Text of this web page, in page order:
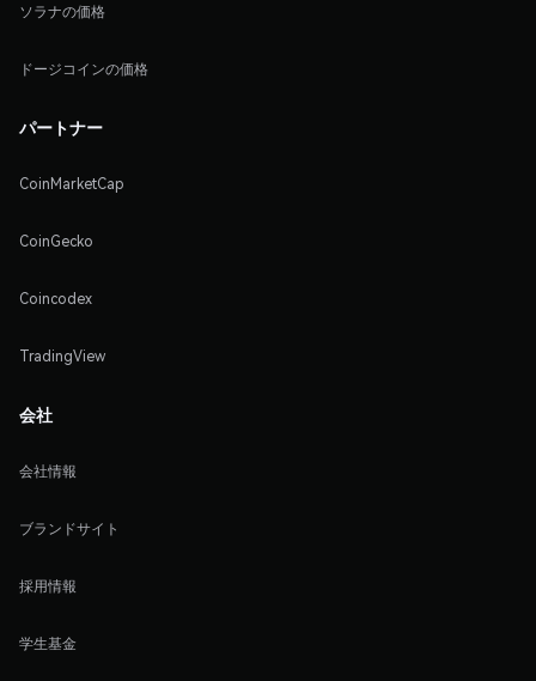
ソラナの価格
ドージコインの価格
パートナー
CoinMarketCap
CoinGecko
Coincodex
TradingView
会社
会社情報
ブランドサイト
採用情報
学生基金